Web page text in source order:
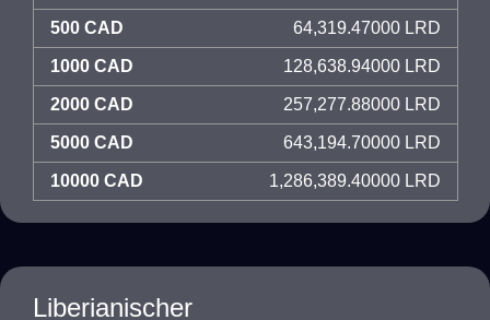
500 CAD 64,319.47000 LRD
1000 CAD 128,638.94000 LRD
2000 CAD 257,277.88000 LRD
5000 CAD 643,194.70000 LRD
10000 CAD 1,286,389.40000 LRD
Liberianischer